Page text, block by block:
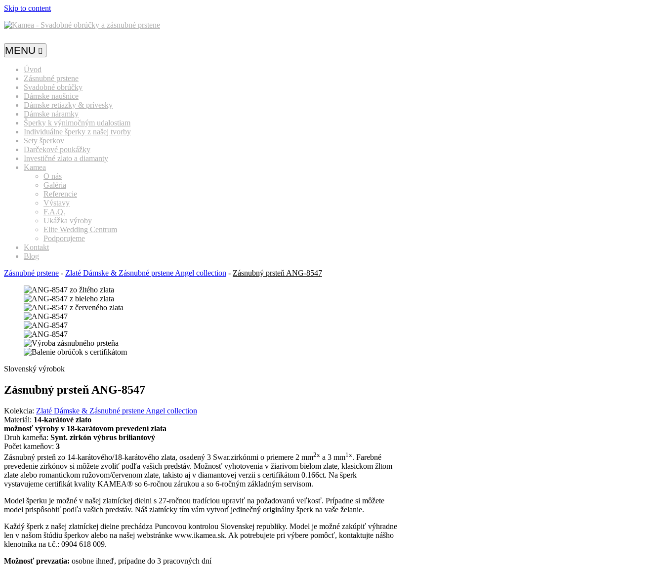
Skip to content
MENU
Úvod
Zásnubné prstene
Svadobné obrúčky
Dámske naušnice
Dámske retiazky & prívesky
Dámske náramky
Šperky k výnimočným udalostiam
Individuálne šperky z našej tvorby
Sety šperkov
Darčekové poukážky
Investičné zlato a diamanty
Kamea
O nás
Galéria
Referencie
Výstavy
F.A.Q.
Ukážka výroby
Elite Wedding Centrum
Podporujeme
Kontakt
Blog
Zásnubné prstene - Zlaté Dámske & Zásnubné prstene Angel collection - Zásnubný prsteň ANG-8547
Slovenský výrobok
Zásnubný prsteň ANG-8547
Kolekcia: Zlaté Dámske & Zásnubné prstene Angel collection
Materiál: 14-karátové zlato
možnosť výroby v 18-karátovom prevedení zlata
Druh kameňa: Synt. zirkón výbrus briliantový
Počet kameňov: 3
Zásnubný prsteň zo 14-karátového/18-karátového zlata, osadený 3 Swar.zirkónmi o priemere 2 mm2x a 3 mm1x. Farebné
prevedenie zirkónov si môžete zvoliť podľa vašich predstáv. Možnosť vyhotovenia v žiarivom bielom zlate, klasickom žltom
zlate alebo romantickom ružovom/červenom zlate, takisto aj v diamantovej verzii s certifikátom 0.166ct. Na šperk
vystavujeme certifikát kvality KAMEA® so 6-ročnou zárukou a so 6-ročným základným servisom.
Model šperku je možné v našej zlatníckej dielni s 27-ročnou tradíciou upraviť na požadovanú veľkosť. Prípadne si môžete
model prispôsobiť podľa vašich predstáv. Náš zlatnícky tím vám vytvorí jedinečný originálny šperk na vaše želanie.
Každý šperk z našej zlatníckej dielne prechádza Puncovou kontrolou Slovenskej republiky. Model je možné zakúpiť výhradne
len v našom štúdiu šperkov alebo na našej webstránke www.ikamea.sk. Ak potrebujete pri výbere pomôcť, kontaktujte nášho
klenotníka na t.č.: 0904 618 009.
Možnosť prevzatia: osobne ihneď, prípadne do 3 pracovných dní